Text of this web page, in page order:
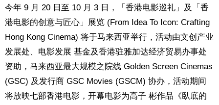
今年 9 月 20 日至 10 月 3 日，「香港电影巡礼」及「香
港电影的创意与匠心」展览 (From Idea To Icon: Crafting
Hong Kong Cinema) 将于马来西亚举行，活动由文创产业
发展处、电影发展 基金及香港驻雅加达经济贸易办事处
资助，马来西亚最大规模之院线 Golden Screen Cinemas
(GSC) 及发行商 GSC Movies (GSCM) 协办，活动期间
将放映七部香港电影，开幕电影为高子 彬作品《臥底的